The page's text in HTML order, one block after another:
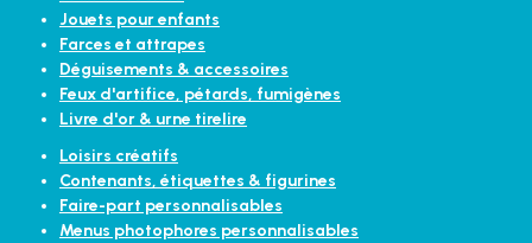
Jouets pour enfants
Farces et attrapes
Déguisements & accessoires
Feux d'artifice, pétards, fumigènes
Livre d'or & urne tirelire
Loisirs créatifs
Contenants, étiquettes & figurines
Faire-part personnalisables
Menus photophores personnalisables